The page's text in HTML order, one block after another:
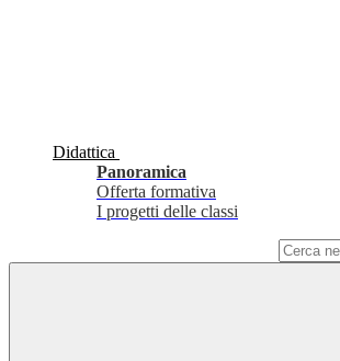
Didattica
Panoramica
Offerta formativa
I progetti delle classi